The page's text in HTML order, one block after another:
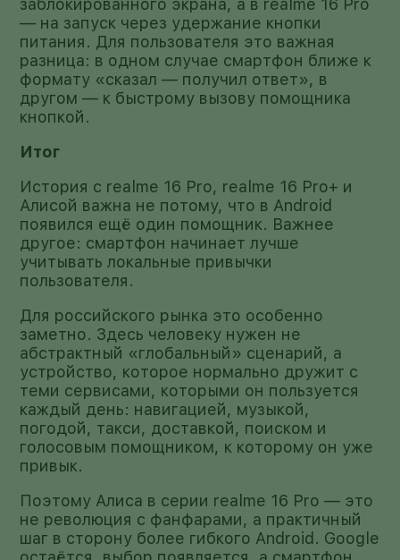
заблокированного экрана, а в realme 16 Pro
— на запуск через удержание кнопки
питания. Для пользователя это важная
разница: в одном случае смартфон ближе к
формату «сказал — получил ответ», в
другом — к быстрому вызову помощника
кнопкой.
Итог
История с realme 16 Pro, realme 16 Pro+ и
Алисой важна не потому, что в Android
появился ещё один помощник. Важнее
другое: смартфон начинает лучше
учитывать локальные привычки
пользователя.
Для российского рынка это особенно
заметно. Здесь человеку нужен не
абстрактный «глобальный» сценарий, а
устройство, которое нормально дружит с
теми сервисами, которыми он пользуется
каждый день: навигацией, музыкой,
погодой, такси, доставкой, поиском и
голосовым помощником, к которому он уже
привык.
Поэтому Алиса в серии realme 16 Pro — это
не революция с фанфарами, а практичный
шаг в сторону более гибкого Android. Google